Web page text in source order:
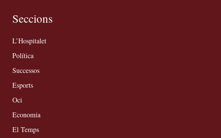
Seccions
L’Hospitalet
Política
Successos
Esports
Oci
Economia
El Temps